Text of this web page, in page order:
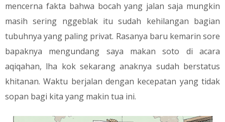
mencerna fakta bahwa bocah yang jalan saja mungkin
masih sering nggeblak itu sudah kehilangan bagian
tubuhnya yang paling privat. Rasanya baru kemarin sore
bapaknya mengundang saya makan soto di acara
aqiqahan, lha kok sekarang anaknya sudah berstatus
khitanan. Waktu berjalan dengan kecepatan yang tidak
sopan bagi kita yang makin tua ini.